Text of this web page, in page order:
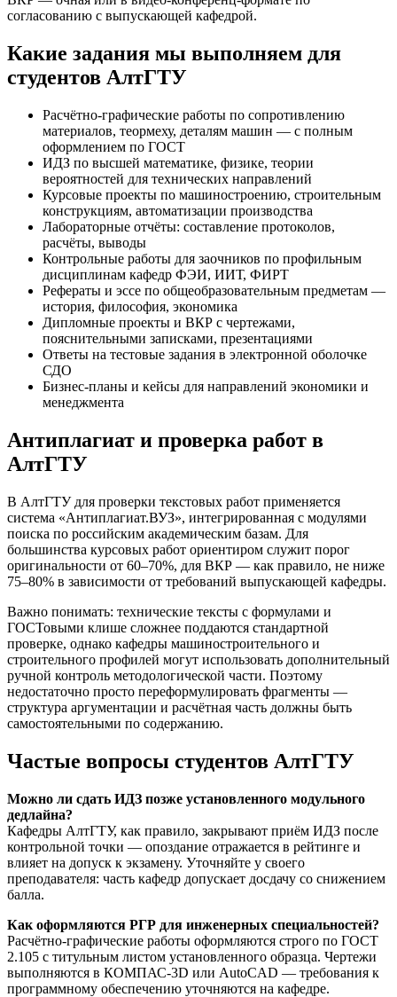
согласованию с выпускающей кафедрой.
Какие задания мы выполняем для
студентов АлтГТУ
Расчётно-графические работы по сопротивлению
материалов, теормеху, деталям машин — с полным
оформлением по ГОСТ
ИДЗ по высшей математике, физике, теории
вероятностей для технических направлений
Курсовые проекты по машиностроению, строительным
конструкциям, автоматизации производства
Лабораторные отчёты: составление протоколов,
расчёты, выводы
Контрольные работы для заочников по профильным
дисциплинам кафедр ФЭИ, ИИТ, ФИРТ
Рефераты и эссе по общеобразовательным предметам —
история, философия, экономика
Дипломные проекты и ВКР с чертежами,
пояснительными записками, презентациями
Ответы на тестовые задания в электронной оболочке
СДО
Бизнес-планы и кейсы для направлений экономики и
менеджмента
Антиплагиат и проверка работ в
АлтГТУ
В АлтГТУ для проверки текстовых работ применяется
система «Антиплагиат.ВУЗ», интегрированная с модулями
поиска по российским академическим базам. Для
большинства курсовых работ ориентиром служит порог
оригинальности от 60–70%, для ВКР — как правило, не ниже
75–80% в зависимости от требований выпускающей кафедры.
Важно понимать: технические тексты с формулами и
ГОСТовыми клише сложнее поддаются стандартной
проверке, однако кафедры машиностроительного и
строительного профилей могут использовать дополнительный
ручной контроль методологической части. Поэтому
недостаточно просто переформулировать фрагменты —
структура аргументации и расчётная часть должны быть
самостоятельными по содержанию.
Частые вопросы студентов АлтГТУ
Можно ли сдать ИДЗ позже установленного модульного
дедлайна?
Кафедры АлтГТУ, как правило, закрывают приём ИДЗ после
контрольной точки — опоздание отражается в рейтинге и
влияет на допуск к экзамену. Уточняйте у своего
преподавателя: часть кафедр допускает досдачу со снижением
балла.
Как оформляются РГР для инженерных специальностей?
Расчётно-графические работы оформляются строго по ГОСТ
2.105 с титульным листом установленного образца. Чертежи
выполняются в КОМПАС-3D или AutoCAD — требования к
программному обеспечению уточняются на кафедре.